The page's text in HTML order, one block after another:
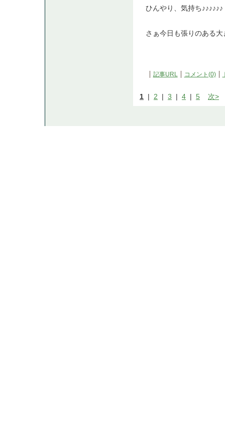
ひんやり、気持ち♪♪♪♪♪♪
さぁ今日も張りのある
記事URL コメント(0)
1 | 2 | 3 | 4 | 5 次>